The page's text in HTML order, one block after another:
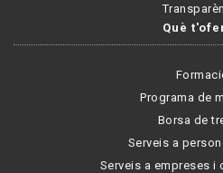
Què
Programa de
Borsa de
Serveis a
Serveis a empreses i